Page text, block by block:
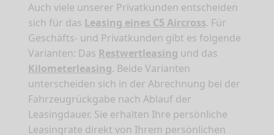
Auch viele unserer Privatkunden entscheiden
sich für das Leasing eines C5 Aircross. Für
Geschäfts- und Privatkunden gibt es folgende
Varianten: Das Restwertleasing und das
Kilometerleasing. Beide Varianten
unterscheiden sich in der Abrechnung bei der
Fahrzeugrückgabe nach Ablauf der
Leasingdauer. Sie erhalten Ihre persönliche
Leasingrate direkt von Ihrem persönlichen